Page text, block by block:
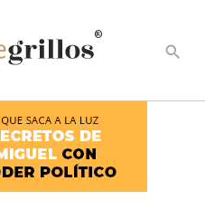
®
search